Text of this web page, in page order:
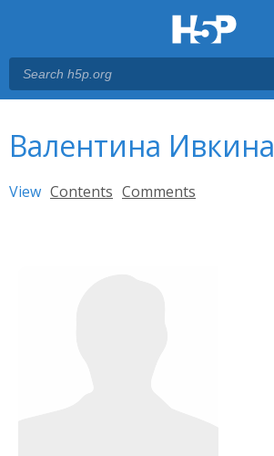
Валентина Ивкина
Primary tabs
View (active tab)
Contents Comments